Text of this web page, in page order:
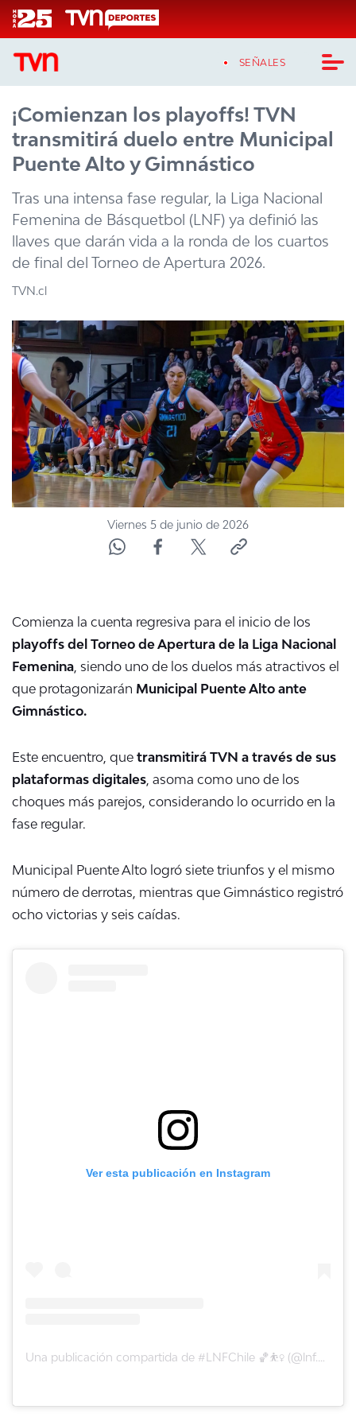
Click acá para ir directamente al contenido
SEÑALES
CASTING MASTERCHEF CHILE
CASTING TVN VERTICAL
TVN VERTICAL
TVN PLAY
PROGRAMAS
NTV
ACTUALIDAD Y TENDENCIAS
CORPORATIVO Y TRANSPARENCIA
CANAL DE DENUNCIAS
ÁREA DE PROYECTOS
¡Comienzan los playoffs! TVN
transmitirá duelo entre Municipal
Puente Alto y Gimnástico
Tras una intensa fase regular, la Liga Nacional
Femenina de Básquetbol (LNF) ya definió las
llaves que darán vida a la ronda de los cuartos
de final del Torneo de Apertura 2026.
TVN.cl
Viernes 5 de junio de 2026
Comienza la cuenta regresiva para el inicio de los
playoffs del Torneo de Apertura de la Liga Nacional
Femenina, siendo uno de los duelos más atractivos el
que protagonizarán Municipal Puente Alto ante
Gimnástico.
Este encuentro, que transmitirá TVN a través de sus
plataformas digitales, asoma como uno de los
choques más parejos, considerando lo ocurrido en la
fase regular.
Municipal Puente Alto logró siete triunfos y el mismo
número de derrotas, mientras que Gimnástico registró
ocho victorias y seis caídas.
Ver esta publicación en Instagram